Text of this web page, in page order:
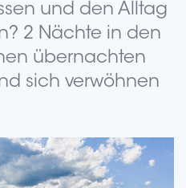
und den All­tag
2 Näch­te in den
über­nach­ten
sich ver­wöh­nen